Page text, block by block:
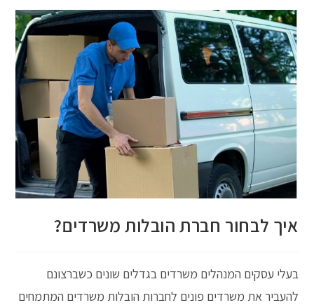
איך לבחור חברת הובלות משרדים?
בעלי עסקים המנהלים משרדים בגדלים שונים כשברצונם
להעביר את משרדים פונים לחברות הובלות משרדים המתמחים